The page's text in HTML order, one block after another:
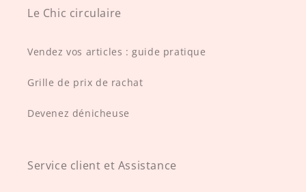
Le Chic circulaire
Vendez vos articles : guide pratique
Grille de prix de rachat
Devenez dénicheuse
Service client et Assistance